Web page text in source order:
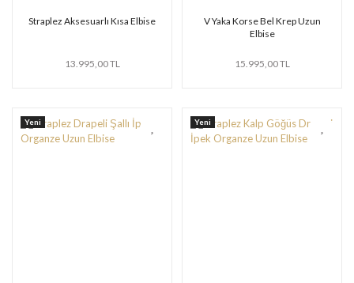
Straplez Aksesuarlı Kısa Elbise
13.995,00 TL
V Yaka Korse Bel Krep Uzun
Elbise
15.995,00 TL
Yeni Yeni